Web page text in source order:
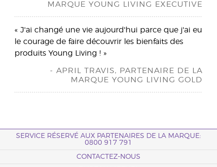
MARQUE YOUNG LIVING EXECUTIVE
« J'ai changé une vie aujourd'hui parce que j'ai eu
le courage de faire découvrir les bienfaits des
produits Young Living ! »
- APRIL TRAVIS, PARTENAIRE DE LA
MARQUE YOUNG LIVING GOLD
SERVICE RÉSERVÉ AUX PARTENAIRES DE LA MARQUE:
0800 917 791
CONTACTEZ-NOUS